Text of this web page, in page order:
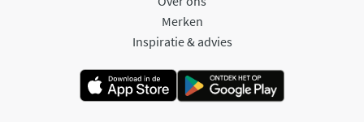
Merken
Inspiratie & advies